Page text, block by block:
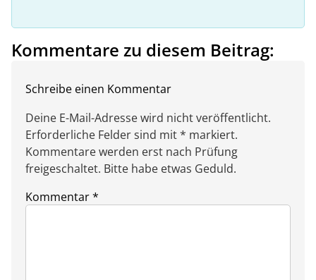
Kommentare zu diesem Beitrag:
Schreibe einen Kommentar
Deine E-Mail-Adresse wird nicht veröffentlicht.
Erforderliche Felder sind mit * markiert.
Kommentare werden erst nach Prüfung
freigeschaltet. Bitte habe etwas Geduld.
Kommentar*